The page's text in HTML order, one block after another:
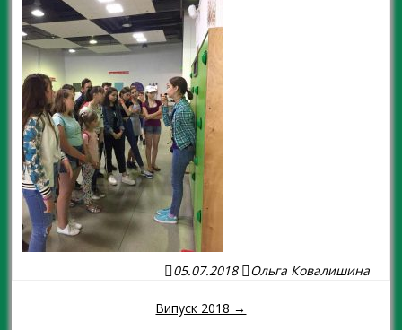
05.07.2018 Ольга Ковалишина
Навігація повідомленням
Випуск 2018 →